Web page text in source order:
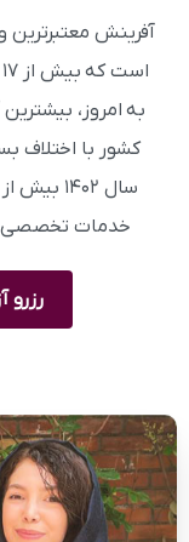
آفرینش معتبرترین
به امروز،
کشور با اختلاف
خدمات تخصصی